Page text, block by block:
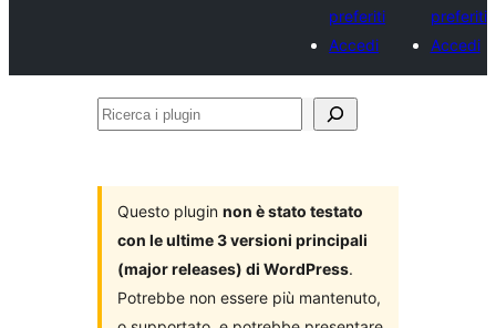
preferiti
Accedi
preferiti
Accedi
Ricerca
Questo plugin non è stato testato
con le ultime 3 versioni principali
(major releases) di WordPress.
Potrebbe non essere più mantenuto,